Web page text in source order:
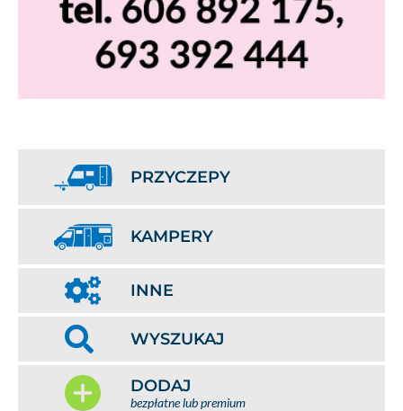
PRZYCZEPY
KAMPERY
INNE
WYSZUKAJ
DODAJ
bezpłatne lub premium